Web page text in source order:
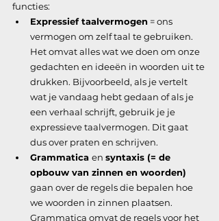
functies:
Expressief taalvermogen = ons
vermogen om zelf taal te gebruiken.
Het omvat alles wat we doen om onze
gedachten en ideeën in woorden uit te
drukken. Bijvoorbeeld, als je vertelt
wat je vandaag hebt gedaan of als je
een verhaal schrijft, gebruik je je
expressieve taalvermogen. Dit gaat
dus over praten en schrijven.
Grammatica en syntaxis (= de
opbouw van zinnen en woorden)
gaan over de regels die bepalen hoe
we woorden in zinnen plaatsen.
Grammatica omvat de regels voor het